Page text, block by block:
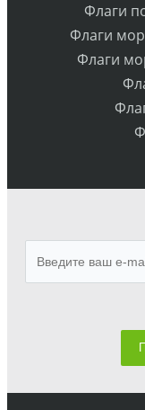
Флаги
Флаги
Флаги